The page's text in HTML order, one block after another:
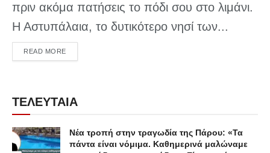
πριν ακόμα πατήσεις το πόδι σου στο λιμάνι.
Η Αστυπάλαια, το δυτικότερο νησί των...
READ MOREDETAILS
ΤΕΛΕΥΤΑΙΑ
Νέα τροπή στην τραγωδία της Πάρου: «Τα
πάντα είναι νόμιμα. Καθημερινά μαλώναμε